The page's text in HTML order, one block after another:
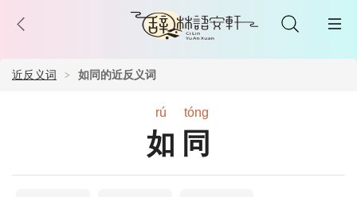
近反义词 如同的近反义词
rú tóng
如同